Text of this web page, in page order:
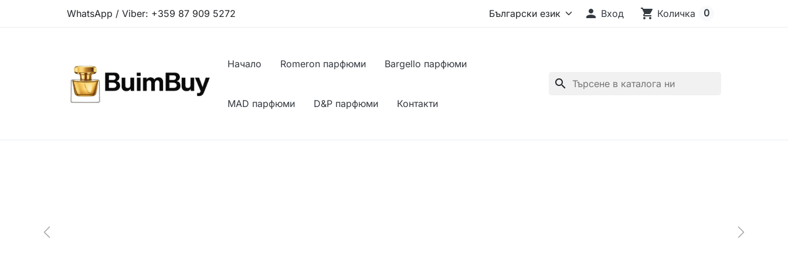
WhatsApp / Viber: +359 87 909 5272  Вход shopping_cart Количка 0
Начало Romeron парфюми Bargello парфюми
MAD парфюми D&P парфюми Контакти
search